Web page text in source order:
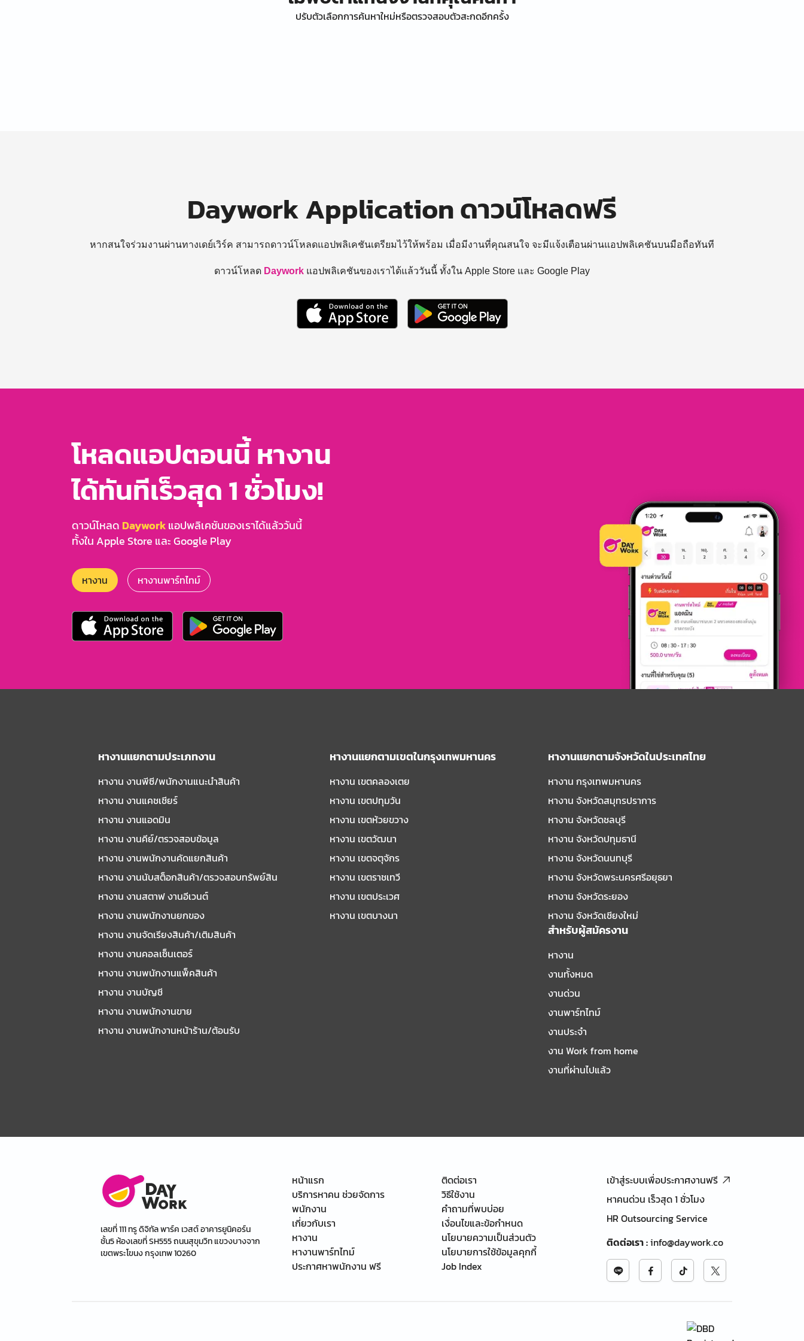
ปรับตัวเลือกการค้นหาใหม่หรือตรวจสอบตัวสะกดอีกครั้ง
Daywork Application ดาวน์โหลดฟรี
หากสนใจร่วมงานผ่านทางเดย์เวิร์ค สามารถดาวน์โหลดแอปพลิเคชันเตรียมไว้ให้พร้อม เมื่อมีงานที่คุณสนใจ จะมีแจ้งเตือนผ่านแอปพลิเคชันบนมือถือทันที
ดาวน์โหลด Daywork แอปพลิเคชันของเราได้แล้ววันนี้ ทั้งใน Apple Store และ Google Play
โหลดแอปตอนนี้ หางาน
ได้ทันทีเร็วสุด 1 ชั่วโมง!
ดาวน์โหลด Dayworkแอปพลิเคชันของเราได้แล้ววันนี้
ทั้งใน Apple Store และ Google Play
หางาน หางานพาร์ทไทม์
หางานแยกตามประเภทงาน
หางาน งานพีซี/พนักงานแนะนําสินค้า
หางาน งานแคชเชียร์
หางาน งานแอดมิน
หางาน งานคีย์/ตรวจสอบข้อมูล
หางาน งานพนักงานคัดแยกสินค้า
หางาน งานนับสต็อกสินค้า/ตรวจสอบทรัพย์สิน
หางาน งานสตาฟ งานอีเวนต์
หางาน งานพนักงานยกของ
หางาน งานจัดเรียงสินค้า/เติมสินค้า
หางาน งานคอลเซ็นเตอร์
หางาน งานพนักงานแพ็คสินค้า
หางาน งานบัญชี
หางาน งานพนักงานขาย
หางาน งานพนักงานหน้าร้าน/ต้อนรับ
หางานแยกตามเขตในกรุงเทพมหานคร
หางาน เขตคลองเตย
หางาน เขตปทุมวัน
หางาน เขตห้วยขวาง
หางาน เขตวัฒนา
หางาน เขตจตุจักร
หางาน เขตราชเทวี
หางาน เขตประเวศ
หางาน เขตบางนา
หางานแยกตามจังหวัดในประเทศไทย
หางาน กรุงเทพมหานคร
หางาน จังหวัดสมุทรปราการ
หางาน จังหวัดชลบุรี
หางาน จังหวัดปทุมธานี
หางาน จังหวัดนนทบุรี
หางาน จังหวัดพระนครศรีอยุธยา
หางาน จังหวัดระยอง
หางาน จังหวัดเชียงใหม่
สำหรับผู้สมัครงาน
หางาน
งานทั้งหมด
งานด่วน
งานพาร์ทไทม์
งานประจำ
งาน Work from home
งานที่ผ่านไปแล้ว
เลขที่ 111 ทรู ดิจิทัล พาร์ค เวสต์ อาคารยูนิคอร์น
ชั้น5 ห้องเลขที่ SH555 ถนนสุขุมวิท แขวงบางจาก
เขตพระโขนง กรุงเทพ 10260
หน้าแรก
บริการหาคน ช่วยจัดการ
พนักงาน
เกี่ยวกับเรา
หางาน
หางานพาร์ทไทม์
ประกาศหาพนักงาน ฟรี
ติดต่อเรา
วิธีใช้งาน
คำถามที่พบบ่อย
เงื่อนไขและข้อกำหนด
นโยบายความเป็นส่วนตัว
นโยบายการใช้ข้อมูลคุกกี้
Job Index
เข้าสู่ระบบเพื่อประกาศงานฟรี
หาคนด่วน เร็วสุด 1 ชั่วโมง
HR Outsourcing Service
ติดต่อเรา:info@daywork.co